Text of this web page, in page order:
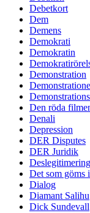
Debetkort
Dem
Demens
Demokrati
Demokratin
Demonstration
Den röda
Denali
Depression
DER Disputes
DER Juridik
Deslegitimering
Det som göms
Dialog
Diamant Salihu
Dick Sundevall